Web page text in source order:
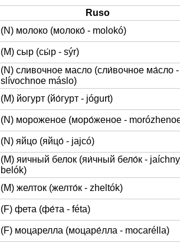
Ruso
(N) молоко (молоко́ - molokó)
(M) сыр (сы́р - sýr)
(N) сливочное масло (сли́вочное ма́сло -
slívochnoe máslo)
(M) йогурт (йо́гурт - jógurt)
(N) мороженое (моро́женое -
(N) яйцо (яйцо́ - jajcó)
(M) яичный белок (яи́чный бело́к -
belók)
(M) желток (желто́к - zheltók)
(F) фета (фе́та - féta)
(F) моцарелла (моцаре́лла - mocarélla)